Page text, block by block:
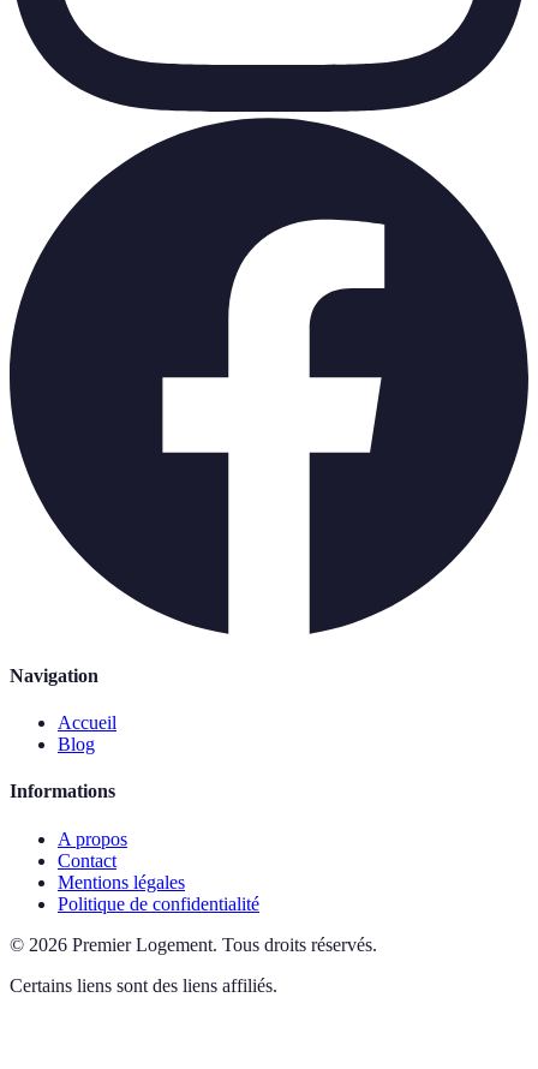
Navigation
Accueil
Blog
Informations
A propos
Contact
Mentions légales
Politique de confidentialité
© 2026 Premier Logement. Tous droits réservés.
Certains liens sont des liens affiliés.